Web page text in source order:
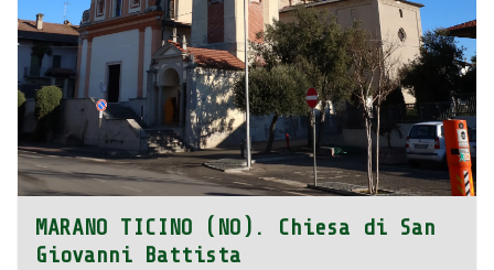
MARANO TICINO (NO). Chiesa di San
Giovanni Battista